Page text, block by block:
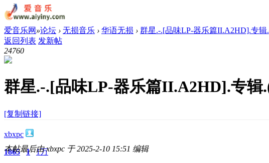
爱音乐网 »论坛 › 无损音乐 › 华语无损 › 群星.-.[品味LP-器乐篇II.A2HD].专辑
返回列表 发新帖
24760
群星.-.[品味LP-器乐篇II.A2HD].专辑
[复制链接]
xbxpc
1865 1 1万
本帖最后由 xbxpc 于 2025-2-10 15:51 编辑